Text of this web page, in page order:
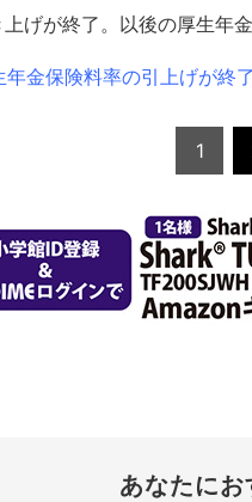
げが終了。以後の厚生年
金保険料率の引上げが終
1
あなたに